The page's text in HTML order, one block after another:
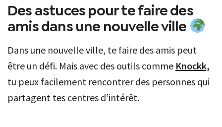
Des astuces pour te faire des
amis dans une nouvelle ville
Dans une nouvelle ville, te faire des amis peut
être un défi. Mais avec des outils comme Knockk,
tu peux facilement rencontrer des personnes qui
partagent tes centres d’intérêt.